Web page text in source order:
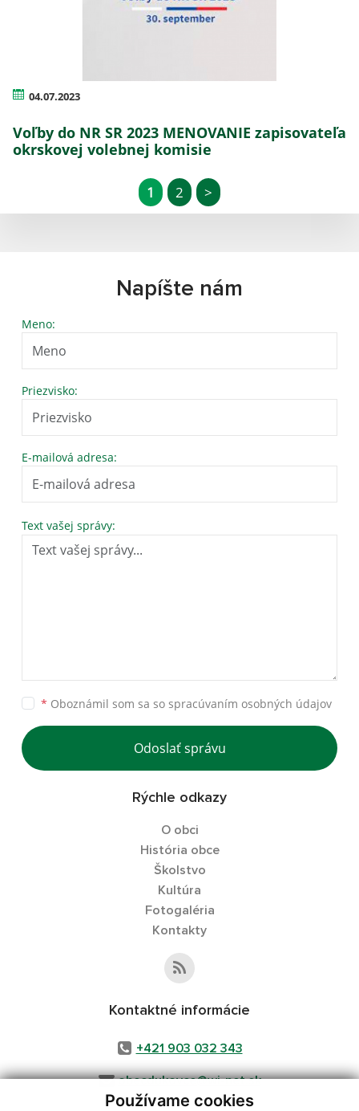
Používame cookies
04.07.2023
Voľby do NR SR 2023 MENOVANIE zapisovateľa
okrskovej volebnej komisie
1 2 >
Napíšte nám
Meno:
Priezvisko:
E-mailová adresa:
Text vašej správy:
* Oboznámil som sa so spracúvaním osobných údajov
Odoslať správu
Rýchle odkazy
O obci
História obce
Školstvo
Kultúra
Fotogaléria
Kontakty
Kontaktné informácie
+421 903 032 343
obecdukovce@wi-net.sk